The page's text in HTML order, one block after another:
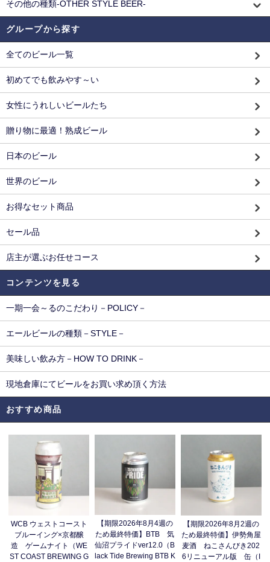
その他の種類-OTHER STYLE BEER-
グループから探す
全てのビール一覧
初めてでも飲みやす～い
女性にうれしいビールたち
贈り物に最適！熟成ビール
日本のビール
世界のビール
お得なセット商品
セール品
店主が選ぶお任せコース
コンテンツを見る
一期一会～るのこだわり－POLICY－
エールビールの種類－STYLE－
美味しい飲み方－HOW TO DRINK－
現地倉庫にてビールをお買い求め頂く方法
おすすめ商品
WCB ウェストコースト
ブルーイング×京都醸
造 ゲームナイト（WE
ST COAST BREWING G
【期限2026年8月4週の
ため最終特価】BTB 気
仙沼プライドver12.0（B
lack Tide Brewing BTB K
【期限2026年8月2週の
ため最終特価】伊勢角屋
麦酒 ねこさんびき202
6リニューアル版 缶（I